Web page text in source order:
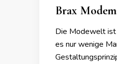
Brax
Die Modewelt ist
es nur wenige